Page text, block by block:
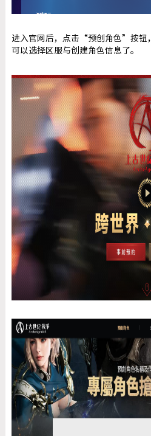
进入官网后，点击“预创角色”按钮
可以选择区服与创建角色信息了。